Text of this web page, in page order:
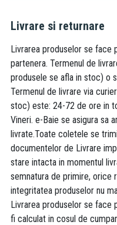
Livrare si returnare
Livrarea produselor se face
partenera. Termenul de
produsele se afla in stoc) o
Termenul de livrare via
stoc) este: 24-72 de ore in
Vineri. e-Baie se asigura sa
livrate.Toate coletele se
documentelor de Livrare
stare intacta in momentul
semnatura de primire, orice
integritatea produselor nu
Livrarea produselor se face
fi calculat in cosul de